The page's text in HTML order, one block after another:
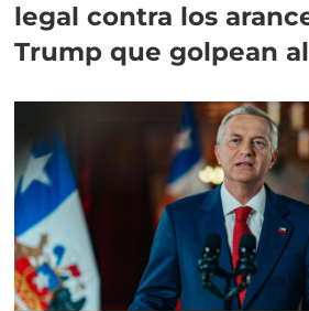
legal contra los
Trump que golpean